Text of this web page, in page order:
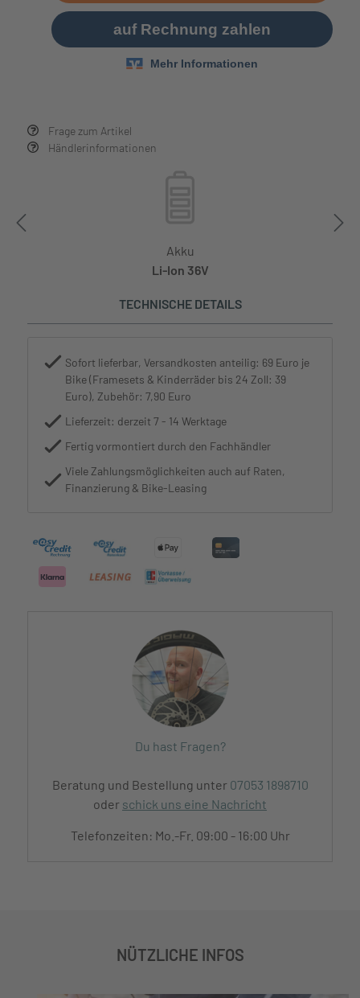
Frage zum Artikel
Händlerinformationen
Akku
Li-Ion 36V
TECHNISCHE DETAILS
Sofort lieferbar, Versandkosten anteilig: 69 Euro je
Bike (Framesets & Kinderräder bis 24 Zoll: 39
Euro), Zubehör: 7,90 Euro
Lieferzeit: derzeit 7 - 14 Werktage
Fertig vormontiert durch den Fachhändler
Viele Zahlungsmöglichkeiten auch auf Raten,
Finanzierung & Bike-Leasing
Du hast Fragen?
Beratung und Bestellung unter 07053 1898710
oder schick uns eine Nachricht
Telefonzeiten: Mo.-Fr. 09:00 - 16:00 Uhr
NÜTZLICHE INFOS